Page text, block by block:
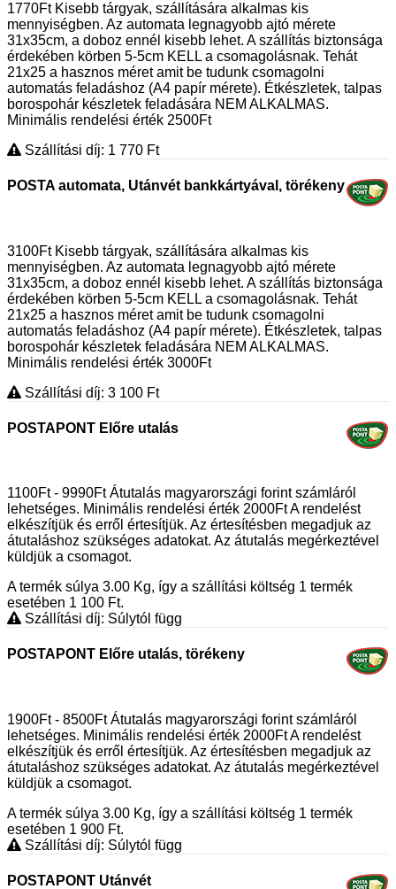
1770Ft Kisebb tárgyak, szállítására alkalmas kis
mennyiségben. Az automata legnagyobb ajtó mérete
31x35cm, a doboz ennél kisebb lehet. A szállítás biztonsága
érdekében körben 5-5cm KELL a csomagolásnak. Tehát
21x25 a hasznos méret amit be tudunk csomagolni
automatás feladáshoz (A4 papír mérete). Étkészletek, talpas
borospohár készletek feladására NEM ALKALMAS.
Minimális rendelési érték 2500Ft
Szállítási díj: 1 770 Ft
POSTA automata, Utánvét bankkártyával, törékeny
3100Ft Kisebb tárgyak, szállítására alkalmas kis
mennyiségben. Az automata legnagyobb ajtó mérete
31x35cm, a doboz ennél kisebb lehet. A szállítás biztonsága
érdekében körben 5-5cm KELL a csomagolásnak. Tehát
21x25 a hasznos méret amit be tudunk csomagolni
automatás feladáshoz (A4 papír mérete). Étkészletek, talpas
borospohár készletek feladására NEM ALKALMAS.
Minimális rendelési érték 3000Ft
Szállítási díj: 3 100 Ft
POSTAPONT Előre utalás
1100Ft - 9990Ft Átutalás magyarországi forint számláról
lehetséges. Minimális rendelési érték 2000Ft A rendelést
elkészítjük és erről értesítjük. Az értesítésben megadjuk az
átutaláshoz szükséges adatokat. Az átutalás megérkeztével
küldjük a csomagot.
A termék súlya 3.00 Kg, így a szállítási költség 1 termék
esetében 1 100 Ft.
Szállítási díj: Súlytól függ
POSTAPONT Előre utalás, törékeny
1900Ft - 8500Ft Átutalás magyarországi forint számláról
lehetséges. Minimális rendelési érték 2000Ft A rendelést
elkészítjük és erről értesítjük. Az értesítésben megadjuk az
átutaláshoz szükséges adatokat. Az átutalás megérkeztével
küldjük a csomagot.
A termék súlya 3.00 Kg, így a szállítási költség 1 termék
esetében 1 900 Ft.
Szállítási díj: Súlytól függ
POSTAPONT Utánvét